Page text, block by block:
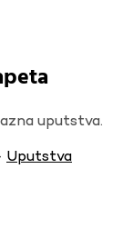
uputstva.
Uputstva